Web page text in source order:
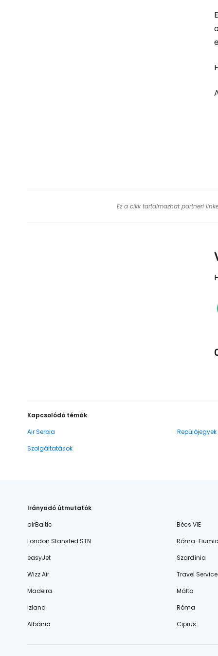
Ez a cikk tartalmazhat partneri
Kapcsolódó témák
Air Serbia
Repülőjegyek
Szolgáltatások
Irányadó útmutatók
airBaltic
Bécs VIE
London Stansted STN
Róma-
easyJet
Szardínia
Wizz Air
Travel Service
Madeira
Málta
Izland
Róma
Albánia
Ciprus